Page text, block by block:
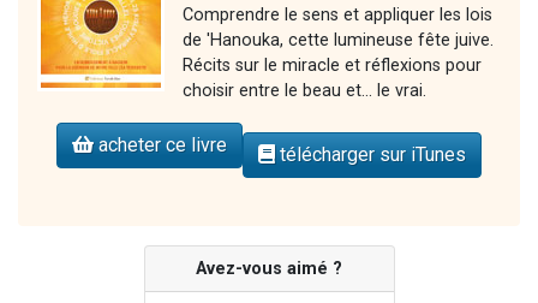
Comprendre le sens et appliquer les lois
de 'Hanouka, cette lumineuse fête juive.
Récits sur le miracle et réflexions pour
choisir entre le beau et... le vrai.
acheter ce livre télécharger sur iTunes
Avez-vous aimé ?